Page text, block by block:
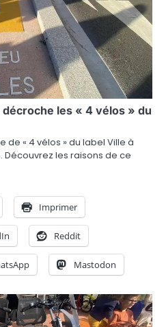
les « 4 vélos » du
de « 4 vélos » du label Ville à
Découvrez les raisons de ce
Imprimer
Reddit
Mastodon